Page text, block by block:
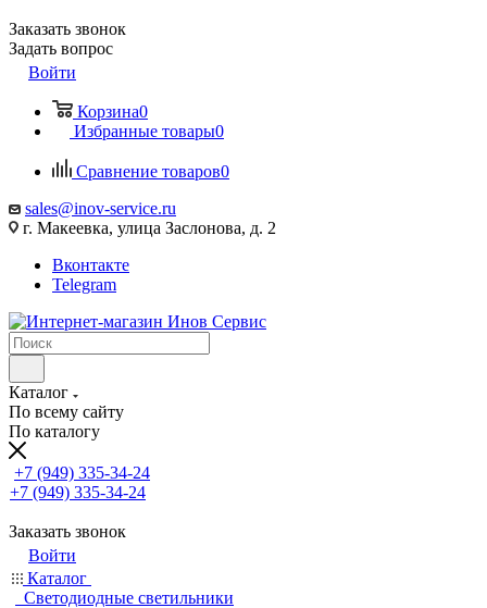
Заказать звонок
Задать вопрос
Войти
Корзина0
Избранные товары0
Сравнение товаров0
sales@inov-service.ru
г. Макеевка, улица Заслонова, д. 2
Вконтакте
Telegram
Каталог
По всему сайту
По каталогу
+7 (949) 335-34-24
+7 (949) 335-34-24
Заказать звонок
Войти
Каталог
Светодиодные светильники